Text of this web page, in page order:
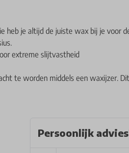
heb je altijd de juiste wax bij je voor
extreme slijtvastheid
te worden middels een waxijzer.
Persoonlijk